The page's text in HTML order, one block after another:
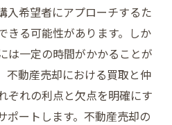
入希望者にアプローチするた
きる可能性があります。しか
は一定の時間がかかることが
不動産売却における買取と仲
ぞれの利点と欠点を明確にす
ポートします。不動産売却の